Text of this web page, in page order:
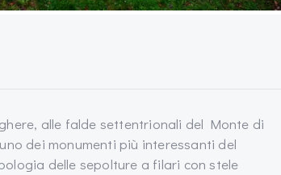
alle falde settentrionali del Monte di
dei monumenti più interessanti del
delle sepolture a filari con stele